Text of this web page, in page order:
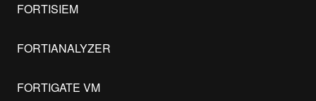
FORTISIEM
FORTIANALYZER
FORTIGATE VM